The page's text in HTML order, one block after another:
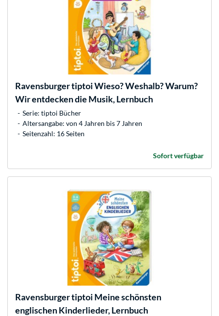
Ravensburgertiptoi Wieso? Weshalb? Warum?
Wir entdecken die Musik, Lernbuch
Serie: tiptoi Bücher
Altersangabe: von 4 Jahren bis 7 Jahren
Seitenzahl: 16 Seiten
Sofort verfügbar
Ravensburgertiptoi Meine schönsten
englischen Kinderlieder, Lernbuch